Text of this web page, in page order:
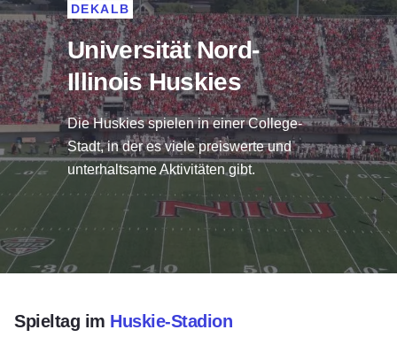
Universität Nord-
Illinois Huskies
DEKALB
Die Huskies spielen in einer College-
Stadt, in der es viele preiswerte und
unterhaltsame Aktivitäten gibt.
Spieltag im Huskie-Stadion